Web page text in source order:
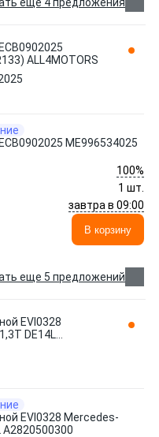
ALL4MOTORS
ME996534025
100%
1 шт.
завтра в 09:00
В корзину
еще 5 предложений
EVI0328
DE14L
EVI0328 Mercedes-
A2820500300